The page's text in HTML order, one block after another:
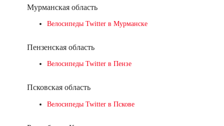
Мурманская область
Велосипеды Twitter в Мурманске
Пензенская область
Велосипеды Twitter в Пензе
Псковская область
Велосипеды Twitter в Пскове